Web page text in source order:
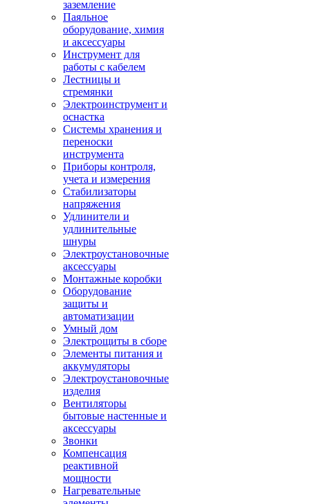
заземление
Паяльное
оборудование, химия
и аксессуары
Инструмент для
работы с кабелем
Лестницы и
стремянки
Электроинструмент и
оснастка
Системы хранения и
переноски
инструмента
Приборы контроля,
учета и измерения
Стабилизаторы
напряжения
Удлинители и
удлинительные
шнуры
Электроустановочные
аксессуары
Монтажные коробки
Оборудование
защиты и
автоматизации
Умный дом
Электрощиты в сборе
Элементы питания и
аккумуляторы
Электроустановочные
изделия
Вентиляторы
бытовые настенные и
аксессуары
Звонки
Компенсация
реактивной
мощности
Нагревательные